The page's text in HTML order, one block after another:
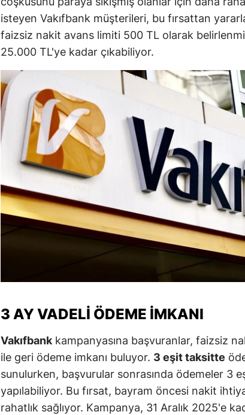
Kars
Kastamonu
Kayseri
Kırklareli
Kocaeli
Konya
Kütahya
Malatya
Manisa
Kahramanmaraş
Mardin
Nevşehir
Niğde
Ordu
isteyen Vakıfbank müşterileri, bu fırsattan
faizsiz nakit avans limiti 500 TL olarak
25.000 TL'ye kadar çıkabiliyor.
3 AY VADELI ÖDEME İMKANI
Vakıfbankkampanyasına başvuranlar, faizsiz
ile geri ödeme imkanı buluyor. 3 eşit taksitte
sunulurken, başvurular sonrasında ödemeler 3
yapılabiliyor. Bu fırsat, bayram öncesi nakit
rahatlık sağlıyor. Kampanya, 31 Aralık 2025'e